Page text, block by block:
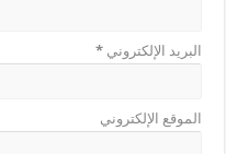
البريد الإلكتروني*
الموقع الإلكتروني